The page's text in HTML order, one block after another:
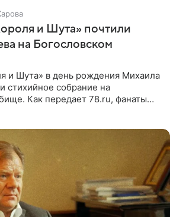
и Шута» почтили
на Богословском
и Шута» в день рождения Михаила
стихийное собрание на
Как передает 78.ru, фанаты